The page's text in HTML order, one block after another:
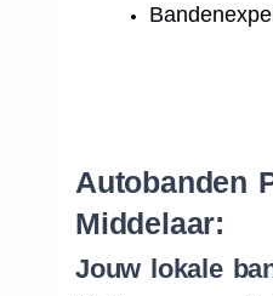
Autobanden
Middelaar:
Jouw lokale